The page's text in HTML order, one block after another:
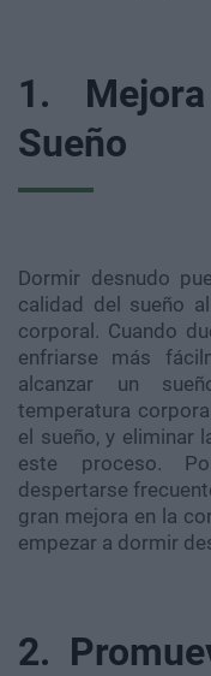
1.
Sueño
Dormir desnudo
calidad del sueño
corporal. Cuando
enfriarse más
alcanzar un
temperatura
el sueño, y eliminar
este proceso.
despertarse
gran mejora en la
empezar a dormir
2.